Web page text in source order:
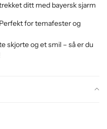
ditt med bayersk sjarm
for temafester og
skjorte og et smil – så er du